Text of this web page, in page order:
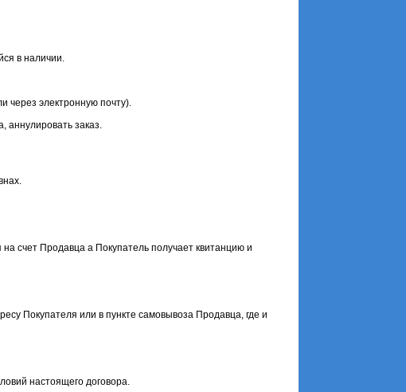
в наличии.
через электронную почту).
аннулировать заказ.
счет Продавца а Покупатель получает квитанцию и
Покупателя или в пункте самовывоза Продавца, где и
настоящего договора.